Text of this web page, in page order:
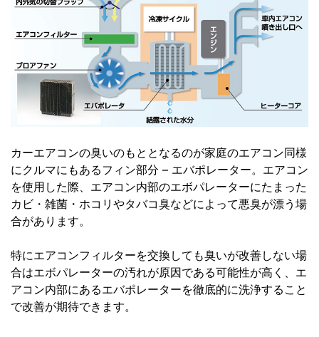
カーエアコンの臭いのもととなるのが家庭のエアコン同様
にクルマにもあるフィン部分 – エバポレーター。エアコン
を使用した際、エアコン内部のエボパレーターにたまった
カビ・雑菌・ホコリやタバコ臭などによって悪臭が漂う場
合があります。
特にエアコンフィルターを交換しても臭いが改善しない場
合はエボパレーターの汚れが原因である可能性が高く、エ
アコン内部にあるエバポレーターを徹底的に洗浄すること
で改善が期待できます。